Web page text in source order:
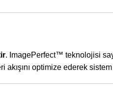
. ImagePerfect™ teknolojisi
optimize ederek sistem